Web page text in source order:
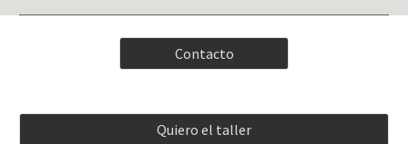
Contacto
Quiero el taller